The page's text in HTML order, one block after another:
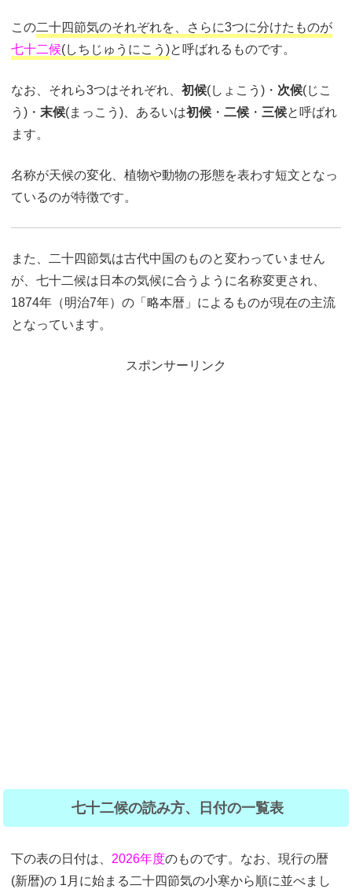
この二十四節気のそれぞれを、さらに3つに分けたものが
七十二候(しちじゅうにこう)と呼ばれるものです。
なお、それら3つはそれぞれ、初候(しょこう)・ 次候(じこ
う)・末候(まっこう)、あるいは初候 ・二候 ・ 三候と呼ばれ
ます。
名称が天候の変化、植物や動物の形態を表わす短文となっ
ているのが特徴です。
また、二十四節気は古代中国のものと変わっていません
が、七十二候は日本の気候に合うように名称変更され、
1874年（明治7年）の「略本暦」によるものが現在の主流
となっています。
スポンサーリンク
七十二候の読み方、日付の一覧表
下の表の日付は、 2026年度のものです。なお、現行の暦
(新暦)の 1月に始まる二十四節気の小寒から順に並べまし